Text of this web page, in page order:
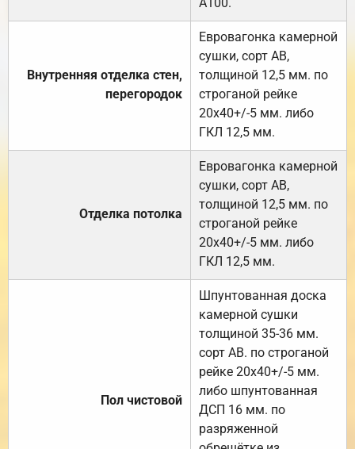
Внутренняя отделка стен,
перегородок
Евровагонка камерной
сушки, сорт АВ,
толщиной 12,5 мм. по
строганой рейке
20х40+/-5 мм. либо
ГКЛ 12,5 мм.
Отделка потолка
Евровагонка камерной
сушки, сорт АВ,
толщиной 12,5 мм. по
строганой рейке
20х40+/-5 мм. либо
ГКЛ 12,5 мм.
Пол чистовой
Шпунтованная доска
камерной сушки
толщиной 35-36 мм.
сорт АВ. по строганой
рейке 20х40+/-5 мм.
либо шпунтованная
ДСП 16 мм. по
разряженной